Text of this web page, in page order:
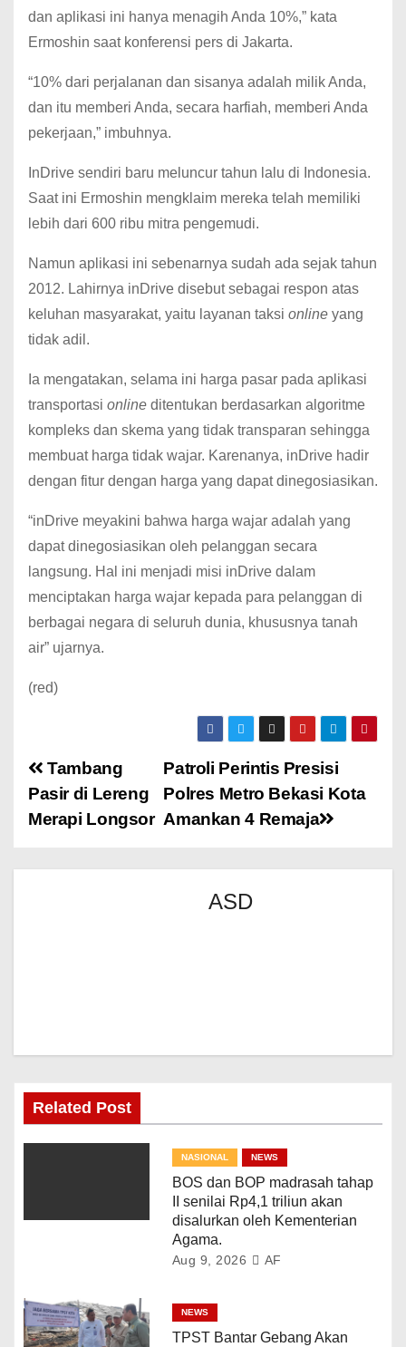
dan aplikasi ini hanya menagih Anda 10%,” kata
Ermoshin saat konferensi pers di Jakarta.
“10% dari perjalanan dan sisanya adalah milik Anda,
dan itu memberi Anda, secara harfiah, memberi Anda
pekerjaan,” imbuhnya.
InDrive sendiri baru meluncur tahun lalu di Indonesia.
Saat ini Ermoshin mengklaim mereka telah memiliki
lebih dari 600 ribu mitra pengemudi.
Namun aplikasi ini sebenarnya sudah ada sejak tahun
2012. Lahirnya inDrive disebut sebagai respon atas
keluhan masyarakat, yaitu layanan taksi online yang
tidak adil.
Ia mengatakan, selama ini harga pasar pada aplikasi
transportasi online ditentukan berdasarkan algoritme
kompleks dan skema yang tidak transparan sehingga
membuat harga tidak wajar. Karenanya, inDrive hadir
dengan fitur dengan harga yang dapat dinegosiasikan.
“inDrive meyakini bahwa harga wajar adalah yang
dapat dinegosiasikan oleh pelanggan secara
langsung. Hal ini menjadi misi inDrive dalam
menciptakan harga wajar kepada para pelanggan di
berbagai negara di seluruh dunia, khususnya tanah
air” ujarnya.
(red)
Patroli Perintis Presisi
Polres Metro Bekasi Kota
Amankan 4 Remaja
Tambang
Pasir di Lereng
Merapi Longsor
ASD
Related Post
NASIONAL NEWS
BOS dan BOP madrasah tahap
II senilai Rp4,1 triliun akan
disalurkan oleh Kementerian
Agama.
Aug 9, 2026 AF
NEWS
TPST Bantar Gebang Akan